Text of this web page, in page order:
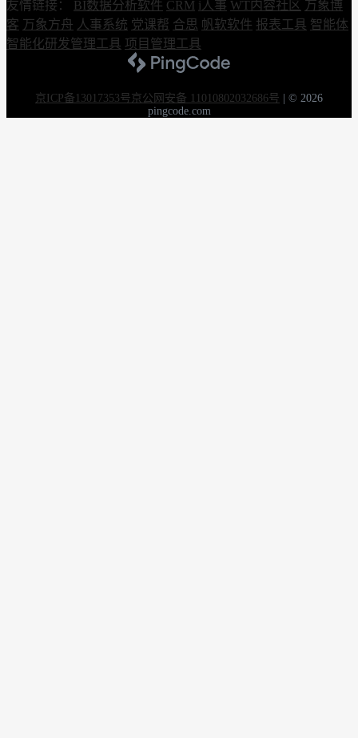
友情链接： BI数据分析软件 CRM i人事 WT内容社区 万象博
客 万象方舟 人事系统 党课帮 合思 帆软软件 报表工具 智能体
智能化研发管理工具 项目管理工具
京ICP备13017353号京公网安备 11010802032686号
© 2026
pingcode.com